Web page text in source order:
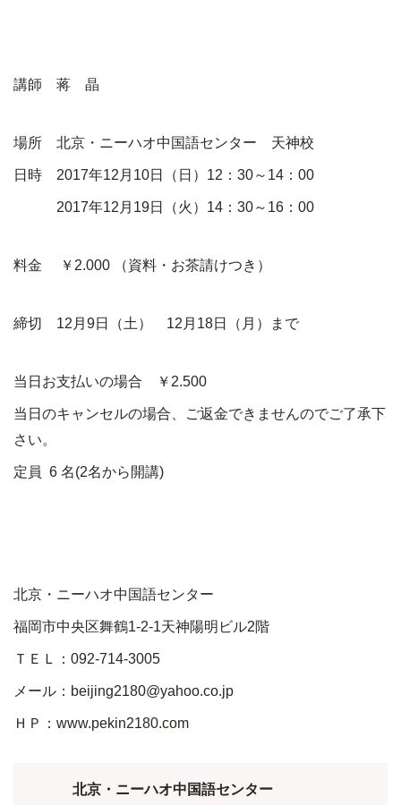
講師 蒋 晶
場所 北京・ニーハオ中国語センター 天神校
日時 2017年12月10日（日）12：30～14：00
2017年12 月 19日（火） 14 ： 30～ 16 ： 00
料金 ￥ 2.000 （資料・お茶請けつき）
締切 12月9日（土） 12 月 18日（月）まで
当日お支払いの場合 ￥ 2.500
当日のキャンセルの場合、ご返金できませんのでご了承下
さい。
定員 6 名(2名から開講)
北京・ニーハオ中国語センター
福岡市中央区舞鶴1-2-1 天神陽明ビル2階
ＴＥＬ： 092-714-3005
メール： beijing2180@yahoo.co.jp
ＨＰ： www.pekin2180.com
北京・ニーハオ中国語センター